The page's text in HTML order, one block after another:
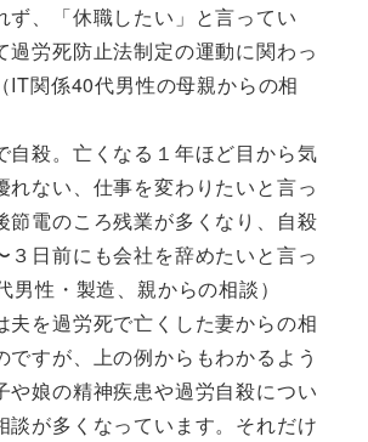
ず、「休職したい」と言ってい
過労死防止法制定の運動に関わっ
IT関係40代男性の母親からの相
殺。亡くなる１年ほど目から気
れない、仕事を変わりたいと言っ
節電のころ残業が多くなり、自殺
３日前にも会社を辞めたいと言っ
男性・製造、親からの相談）
夫を過労死で亡くした妻からの相
ですが、上の例からもわかるよう
や娘の精神疾患や過労自殺につい
談が多くなっています。それだけ